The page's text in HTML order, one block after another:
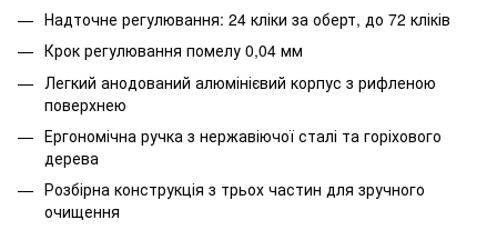
Надточне регулювання: 24 кліки за оберт, до 72 кліків
Крок регулювання помелу 0,04 мм
Легкий анодований алюмінієвий корпус з рифленою
поверхнею
Ергономічна ручка з нержавіючої сталі та горіхового
дерева
Розбірна конструкція з трьох частин для зручного
очищення